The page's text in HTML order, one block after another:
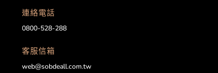
連絡電話
0800-528-288
客服信箱
web@sobdeall.com.tw